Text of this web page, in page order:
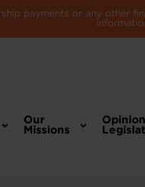
payments or any other
Our
Missions